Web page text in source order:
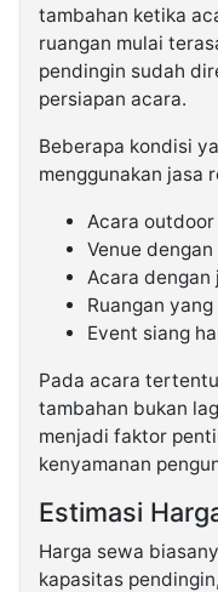
tambahan ketika
ruangan mulai
pendingin sudah
persiapan acara.
Beberapa kondisi
menggunakan jasa
Acara
Venue
Acara dengan
Ruangan
Event siang
Pada acara
tambahan bukan
menjadi faktor
kenyamanan
Estimasi
Harga sewa
kapasitas